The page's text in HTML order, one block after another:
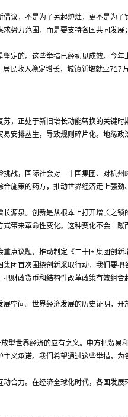
，不是为了另起炉灶，更不是为了
势力范围，而是要支持各国共同发
的。这些举措已经初见成效。今年
民收入稳定增长，城镇新增就业
正处于新旧增长动能转换的关键时
安排丛生，导致规则碎片化。地缘
，国际社会对二十国集团、对杭州
施策的药方，推动世界经济走上强
泉。创新是从根本上打开增长之锁
带来革命性变化。这种变化不会一
议题，推动制定《二十国集团创新
团首次围绕创新采取行动，我们要
财政货币和结构性改革政策有效组合
间。世界经济发展的历史证明，开
世界经济的应有之义。中方把贸易
义承诺。我们希望通过这些举措，
力。在经济全球化时代，各国发展